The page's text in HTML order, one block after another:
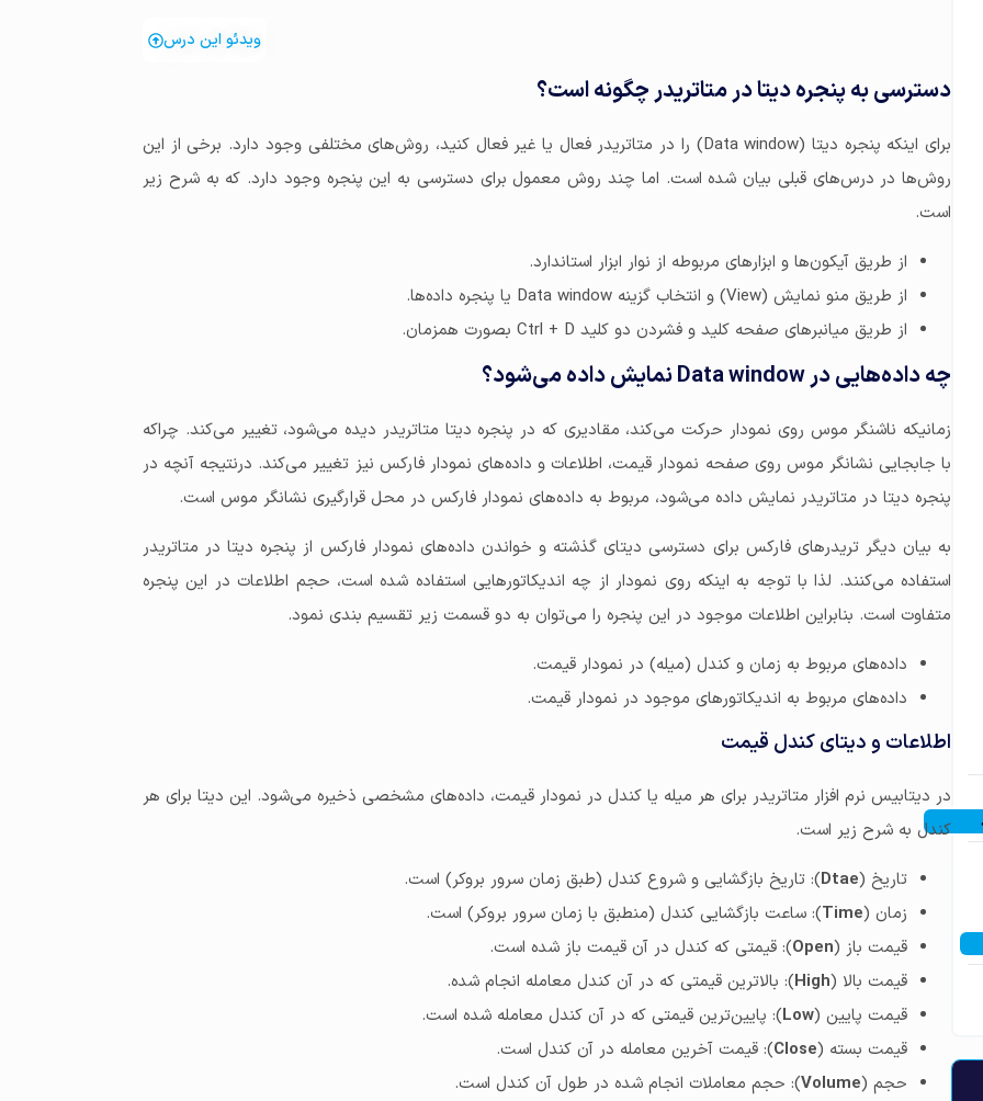
ویدئو این درس
دسترسی به پنجره دیتا در متاتریدر چگونه است؟
برای اینکه پنجره دیتا (Data window) را در متاتریدر فعال یا غیر فعال کنید، روش‌های مختلفی وجود دارد. برخی از این
روش‌ها در درس‌های قبلی بیان شده است. اما چند روش معمول برای دسترسی به این پنجره وجود دارد. که به شرح زیر
است.
از طریق آیکون‌ها و ابزارهای مربوطه از نوار ابزار استاندارد.
از طریق منو نمایش (View) و انتخاب گزینه Data window یا پنجره داده‌ها.
از طریق میانبرهای صفحه کلید و فشردن دو کلید Ctrl + D بصورت همزمان.
چه داده‌هایی در Data window نمایش داده می‌شود؟
زمانیکه ناشنگر موس روی نمودار حرکت می‌کند، مقادیری که در پنجره دیتا متاتریدر دیده می‌شود، تغییر می‌کند. چراکه
با جابجایی نشانگر موس روی صفحه نمودار قیمت، اطلاعات و داده‌های نمودار فارکس نیز تغییر می‌کند. درنتیجه آنچه در
پنجره دیتا در متاتریدر نمایش داده می‌شود، مربوط به داده‌های نمودار فارکس در محل قرارگیری نشانگر موس است.
به بیان دیگر تریدرهای فارکس برای دسترسی دیتای گذشته و خواندن داده‌های نمودار فارکس از پنجره دیتا در متاتریدر
استفاده می‌کنند. لذا با توجه به اینکه روی نمودار از چه اندیکاتورهایی استفاده شده است، حجم اطلاعات در این پنجره
متفاوت است. بنابراین اطلاعات موجود در این پنجره را می‌توان به دو قسمت زیر تقسیم بندی نمود.
داده‌های مربوط به زمان و کندل (میله) در نمودار قیمت.
داده‌های مربوط به اندیکاتورهای موجود در نمودار قیمت.
اطلاعات و دیتای کندل قیمت
در دیتابیس نرم افزار متاتریدر برای هر میله یا کندل در نمودار قیمت، داده‌های مشخصی ذخیره می‌شود. این دیتا برای هر
کندل به شرح زیر است.
تاریخ (Dtae): تاریخ بازگشایی و شروع کندل (طبق زمان سرور بروکر) است.
زمان (Time): ساعت بازگشایی کندل (منطبق با زمان سرور بروکر) است.
قیمت باز (Open): قیمتی که کندل در آن قیمت باز شده است.
قیمت بالا (High): بالاترین قیمتی که در آن کندل معامله انجام شده.
قیمت پایین (Low): پایین‌ترین قیمتی که در آن کندل معامله شده است.
قیمت بسته (Close): قیمت آخرین معامله در آن کندل است.
حجم (Volume): حجم معاملات انجام شده در طول آن کندل است.